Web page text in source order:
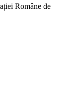
Române de